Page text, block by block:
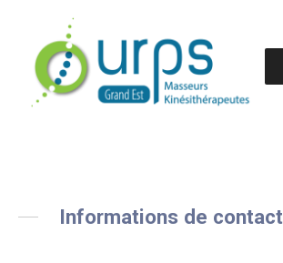
Informations de contact